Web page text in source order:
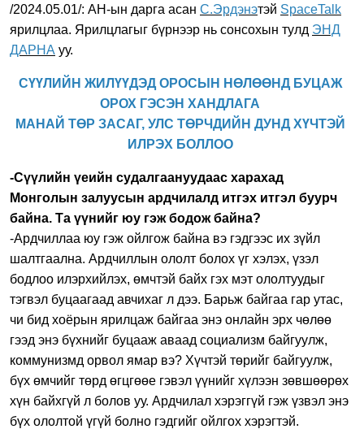
/2024.05.01/: АН-ын дарга асан С.Эрдэнэтэй SpaceTalk
ярилцлаа. Ярилцлагыг бүрнээр нь сонсохын тулд ЭНД
ДАРНА уу.
СҮҮЛИЙН ЖИЛҮҮДЭД ОРОСЫН НӨЛӨӨНД БУЦАЖ
ОРОХ ГЭСЭН ХАНДЛАГА
МАНАЙ ТӨР ЗАСАГ, УЛС ТӨРЧДИЙН ДУНД ХҮЧТЭЙ
ИЛРЭХ БОЛЛОО
-Сүүлийн үеийн судалгаануудаас харахад
Монголын залуусын ардчилалд итгэх итгэл буурч
байна. Та үүнийг юу гэж бодож байна?
-Ардчиллаа юу гэж ойлгож байна вэ гэдгээс их зүйл
шалтгаална. Ардчиллын ололт болох үг хэлэх, үзэл
бодлоо илэрхийлэх, өмчтэй байх гэх мэт ололтуудыг
тэгвэл буцаагаад авчихаг л дээ. Барьж байгаа гар утас,
чи бид хоёрын ярилцаж байгаа энэ онлайн эрх чөлөө
гээд энэ бүхнийг буцааж аваад социализм байгуулж,
коммунизмд орвол ямар вэ? Хүчтэй төрийг байгуулж,
бүх өмчийг төрд өгцгөөе гэвэл үүнийг хүлээн зөвшөөрөх
хүн байхгүй л болов уу. Ардчилал хэрэггүй гэж үзвэл энэ
бүх ололтой үгүй болно гэдгийг ойлгох хэрэгтэй.